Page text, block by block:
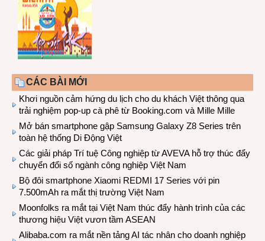
CÁC BÀI MỚI
Khơi nguồn cảm hứng du lịch cho du khách Việt thông qua
trải nghiệm pop-up cà phê từ Booking.com và Mille Mille
Mở bán smartphone gập Samsung Galaxy Z8 Series trên
toàn hệ thống Di Động Việt
Các giải pháp Trí tuệ Công nghiệp từ AVEVA hỗ trợ thúc đẩy
chuyển đổi số ngành công nghiệp Việt Nam
Bộ đôi smartphone Xiaomi REDMI 17 Series với pin
7.500mAh ra mắt thị trường Việt Nam
Moonfolks ra mắt tại Việt Nam thúc đẩy hành trình của các
thương hiệu Việt vươn tầm ASEAN
Alibaba.com ra mắt nền tảng AI tác nhân cho doanh nghiệp